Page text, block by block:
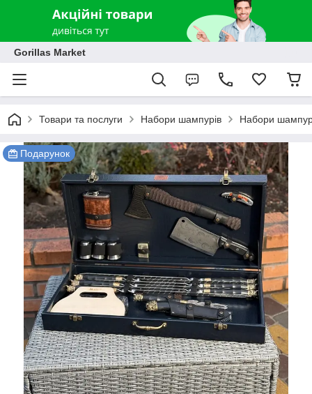
Gorillas Market
Товари та послуги Набори шампурів Набори
Подарунок